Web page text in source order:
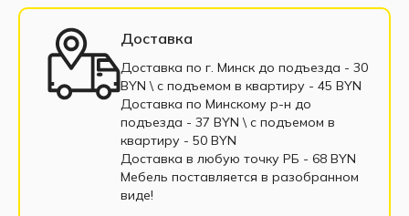
Большие угловые диваны
Маленькие угловые диваны
Угловые диваны еврокнижка
Угловые диваны выкатные
Угловые диваны тик-так
Доставка
Доставка по г. Минск до подъезда - 30
BYN \ c подъемом в квартиру - 45 BYN
Доставка по Минскому р-н до
подъезда - 37 BYN \ c подъемом в
квартиру - 50 BYN
Доставка в любую точку РБ - 68 BYN
Мебель поставляется в разобранном
виде!